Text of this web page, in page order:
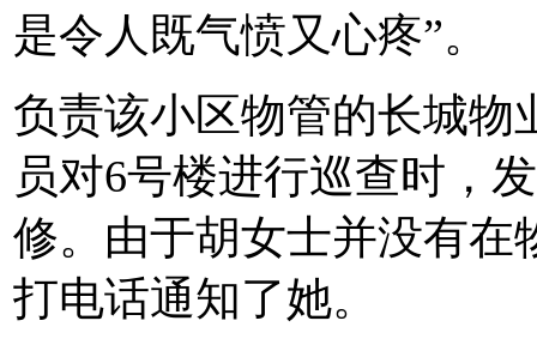
是令人既气愤又心疼”。
负责该小区物管的长城物
员对6号楼进行巡查时，
修。由于胡女士并没有在
打电话通知了她。